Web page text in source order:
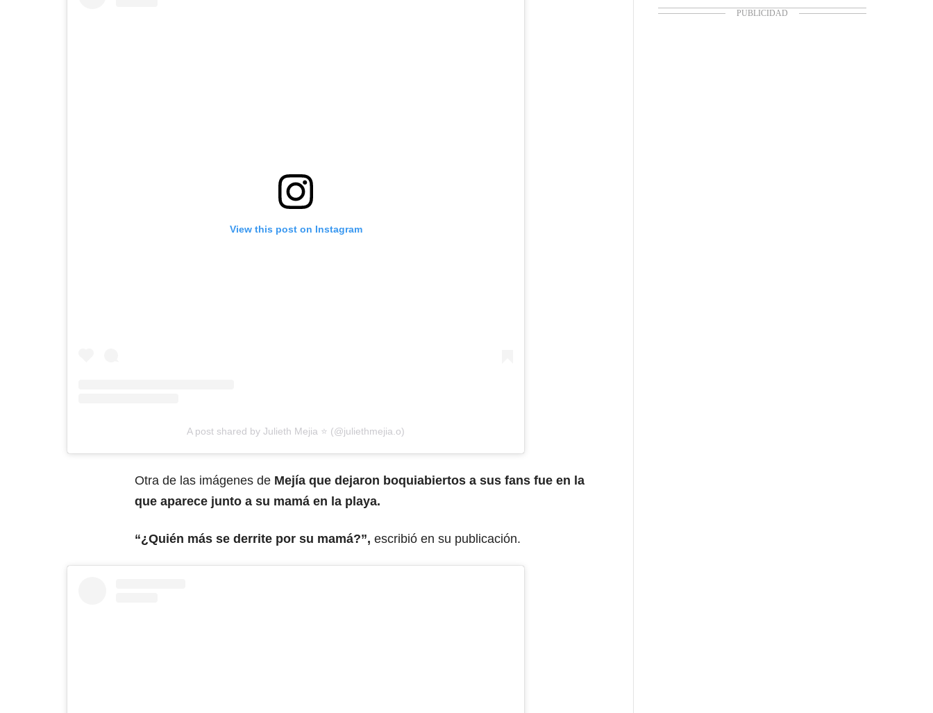
View this post on Instagram
A post shared by Julieth Mejia ⭐️ (@juliethmejia.o)
Otra de las imágenes de Mejía que dejaron boquiabiertos a sus fans fue en la
que aparece junto a su mamá en la playa.
“¿Quién más se derrite por su mamá?”, escribió en su publicación.